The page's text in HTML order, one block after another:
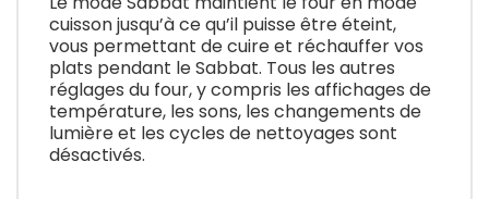
cuisson jusqu’à ce qu’il puisse être éteint,
vous permettant de cuire et réchauffer vos
plats pendant le Sabbat. Tous les autres
réglages du four, y compris les affichages de
température, les sons, les changements de
lumière et les cycles de nettoyages sont
désactivés.